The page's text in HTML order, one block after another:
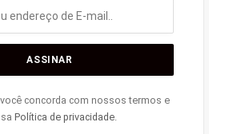
concorda com nossos termos e
Política de privacidade.